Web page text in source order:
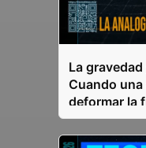
La
Cuando una
deformar la